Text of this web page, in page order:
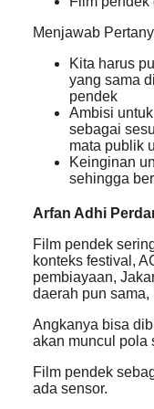
Menjawab
Kita harus
yang sama
pendek
Ambisi
sebagai
mata publik
Keinginan
sehingga
Arfan Adhi
Film pendek
konteks festival,
pembiayaan,
daerah pun
Angkanya bisa
akan muncul pola
Film pendek
ada sensor.